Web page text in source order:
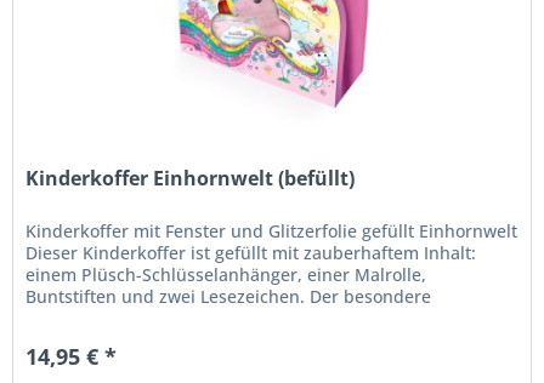
Kinderkoffer Einhornwelt (befüllt)
Kinderkoffer mit Fenster und Glitzerfolie gefüllt Einhornwelt
Dieser Kinderkoffer ist gefüllt mit zauberhaftem Inhalt:
einem Plüsch-Schlüsselanhänger, einer Malrolle,
Buntstiften und zwei Lesezeichen. Der besondere
14,95 € *